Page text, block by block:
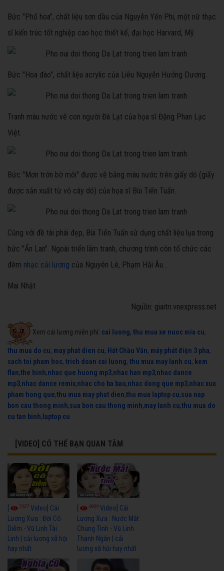
Bức "Phố hoa", chất liệu sơn dầu của Nguyễn Yến Phi, một nữ thạc
sĩ kiến trúc tốt nghiệp cao học thiết kế, đại học Harvard, Mỹ.
Bức "Hoa đào", chất liệu acrylic của Liêu Nguyễn Hướng Dương.
Tranh màu nước vẽ con người Đà Lạt của họa sĩ Đặng Phan Lạc
Việt.
Bức "Mơn trớn bờ môi" được vẽ bằng màu nước trên giấy dó (giấy
được sản xuất từ vỏ cây dó) của họa sĩ Bùi Tiến Tuấn.
Cũng với đề tài phái đẹp, Bùi Tiến Tuấn sử dụng chất liệu lụa trong
bức "Ẩn Lan". Ngoài triển lãm tranh, chương trình còn tổ chức các
đêm nhạc cải lương của Nguyên Lê, Phạm Hải Âu...
Mai Nhật
Nguồn: giaitri.vnexpress.net
Xem cải lương miễn phí: cai luong, thu mua xe nuoc mia cu,
thu mua do cu, may phat dien cu, Hát Chầu Văn, máy phát điện 3 pha,
sach toi pham hoc, trich doan cai luong, thu mua may lanh cu, kem
flan,the hinh,nhac que huong mp3,nhac han mp3,nhac dance
mp3,nhac dance remix,nhac cho ba bau,nhac dong que mp3,nhac xua
pham hong que,thu mua may phat dien,thu mua laptop cu,sua nap
bon cau thong minh,sua bon cau thong minh,may lanh cu,thu mua do
cu tan binh, laptop cu
[VIDEO] CÓ THỂ BẠN QUAN TÂM
7677 Video] Cải
Lương Xưa : Đời Cô
Diễm - Vũ Linh Tài
Linh | cải lương xã hội
hay nhất
6929Video] Cải
Lương Xưa : Nước Mắt
Chung Tình - Vũ Linh
Thanh Ngân | cải
lương xã hội hay nhất